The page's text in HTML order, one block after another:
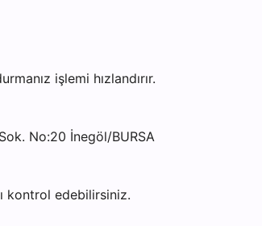
işlemi hızlandırır.
No:20 İnegöl/BURSA
kontrol edebilirsiniz.